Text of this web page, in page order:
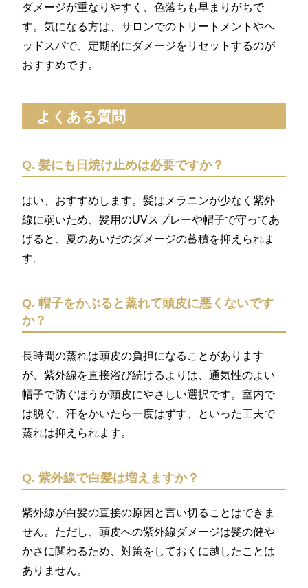
ダメージが重なりやすく、色落ちも早まりがちで
す。気になる方は、サロンでのトリートメントやヘ
ッドスパで、定期的にダメージをリセットするのが
おすすめです。
よくある質問
Q. 髪にも日焼け止めは必要ですか？
はい、おすすめします。髪はメラニンが少なく紫外
線に弱いため、髪用のUVスプレーや帽子で守ってあ
げると、夏のあいだのダメージの蓄積を抑えられま
す。
Q. 帽子をかぶると蒸れて頭皮に悪くないです
か？
長時間の蒸れは頭皮の負担になることがあります
が、紫外線を直接浴び続けるよりは、通気性のよい
帽子で防ぐほうが頭皮にやさしい選択です。室内で
は脱ぐ、汗をかいたら一度はずす、といった工夫で
蒸れは抑えられます。
Q. 紫外線で白髪は増えますか？
紫外線が白髪の直接の原因と言い切ることはできま
せん。ただし、頭皮への紫外線ダメージは髪の健や
かさに関わるため、対策をしておくに越したことは
ありません。